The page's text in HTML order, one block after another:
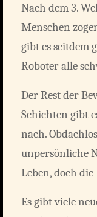
Nach dem 3.
Menschen
gibt es seitdem
Roboter alle
Der Rest der
Schichten gibt
nach.
unpersönliche
Leben, doch
Es gibt viele